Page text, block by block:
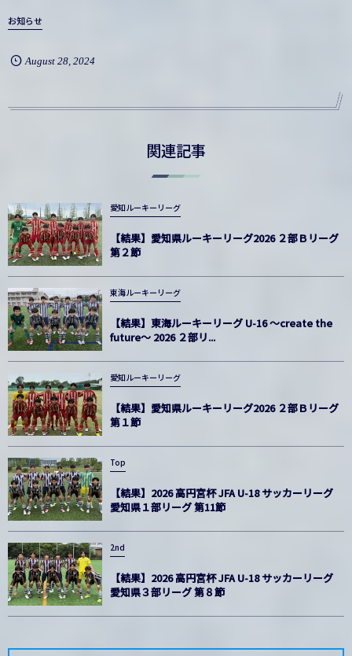
お知らせ
August 28, 2024
関連記事
愛知ルーキーリーグ
【結果】愛知県ルーキーリーグ2026 ２部Ｂリーグ
第２節
東海ルーキーリーグ
【結果】東海ルーキーリーグ U-16 〜create the
future〜 2026 ２部リ...
愛知ルーキーリーグ
【結果】愛知県ルーキーリーグ2026 ２部Ｂリーグ
第１節
Top
【結果】2026 高円宮杯 JFA U-18 サッカーリーグ
愛知県１部リーグ 第11節
2nd
【結果】2026 高円宮杯 JFA U-18 サッカーリーグ
愛知県３部リーグ 第８節